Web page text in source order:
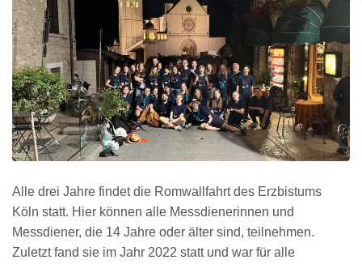
Alle drei Jahre findet die Romwallfahrt des Erzbistums
Köln statt. Hier können alle Messdienerinnen und
Messdiener, die 14 Jahre oder älter sind, teilnehmen.
Zuletzt fand sie im Jahr 2022 statt und war für alle